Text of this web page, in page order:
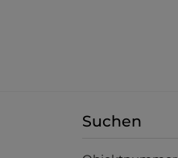
Suchen